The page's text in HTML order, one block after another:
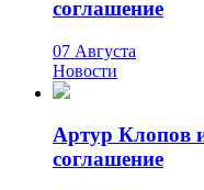
соглашение
07 Августа
Новости
Артур Клопов
соглашение